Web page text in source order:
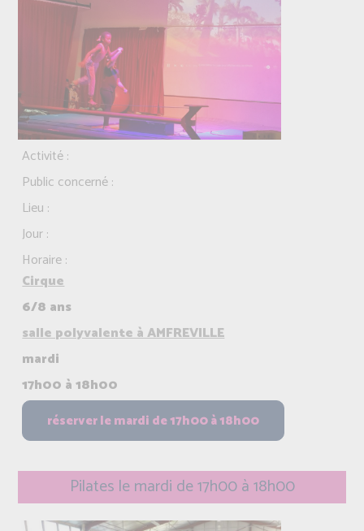
Activité :
Public concerné :
Lieu :
Jour :
Horaire :
Cirque
6/8 ans
salle polyvalente à AMFREVILLE
mardi
17h00 à 18h00
Pilates le mardi de 17h00 à 18h00